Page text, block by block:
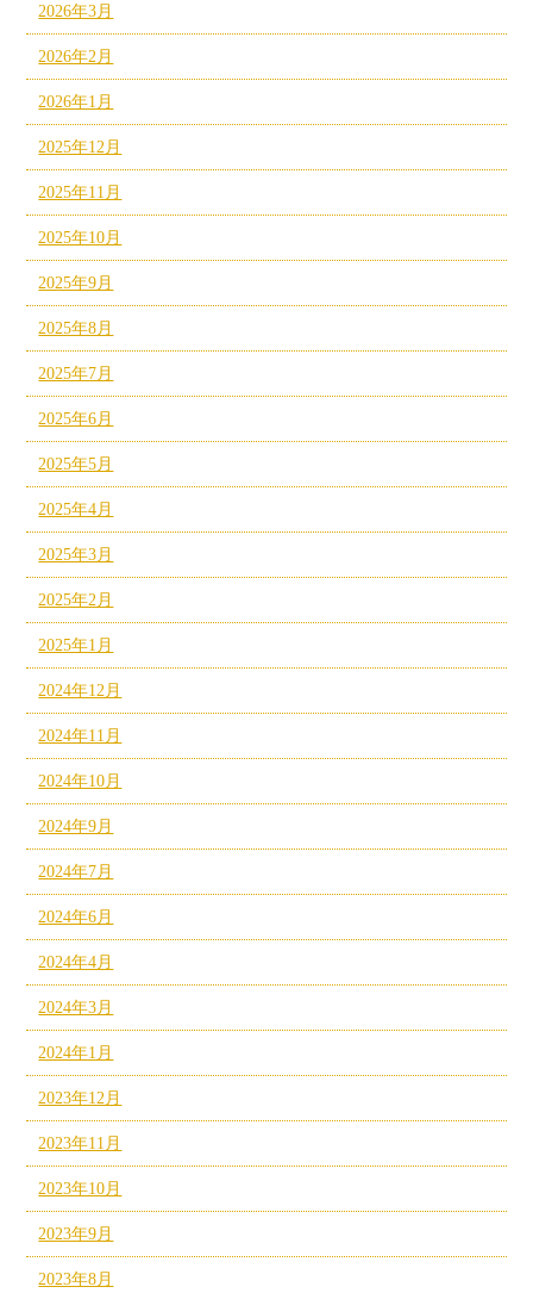
2026年3月
2026年2月
2026年1月
2025年12月
2025年11月
2025年10月
2025年9月
2025年8月
2025年7月
2025年6月
2025年5月
2025年4月
2025年3月
2025年2月
2025年1月
2024年12月
2024年11月
2024年10月
2024年9月
2024年7月
2024年6月
2024年4月
2024年3月
2024年1月
2023年12月
2023年11月
2023年10月
2023年9月
2023年8月